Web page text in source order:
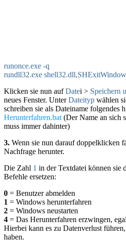
runonce.exe -q
rundll32.exe
Klicken sie nun aufDatei > Speichern
neues Fenster. UnterDateityp wählen
schreiben sie als Dateiname folgendes
Herunterfahren.bat (Der Name an sich
muss immer dahinter)
3. Wenn sie nun darauf doppelklicken
Nachfrage herunter.
Die Zahl 1 in der Textdatei können sie
Befehle ersetzen:
0 = Benutzer abmelden
1 = Windows herunterfahren
2 = Windows neustarten
4 = Das Herunterfahren erzwingen,
Hierbei kann es zu Datenverlust
haben.